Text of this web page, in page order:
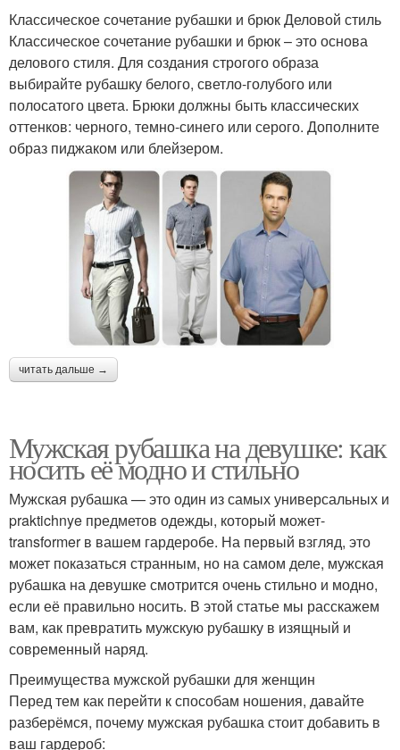
Классическое сочетание рубашки и брюк Деловой стиль
Классическое сочетание рубашки и брюк – это основа
делового стиля. Для создания строгого образа
выбирайте рубашку белого, светло-голубого или
полосатого цвета. Брюки должны быть классических
оттенков: черного, темно-синего или серого. Дополните
образ пиджаком или блейзером.
читать дальше →
Мужская рубашка на девушке: как
носить её модно и стильно
Мужская рубашка — это один из самых универсальных и
praktichnye предметов одежды, который может-
transformer в вашем гардеробе. На первый взгляд, это
может показаться странным, но на самом деле, мужская
рубашка на девушке смотрится очень стильно и модно,
если её правильно носить. В этой статье мы расскажем
вам, как превратить мужскую рубашку в изящный и
современный наряд.
Преимущества мужской рубашки для женщин
Перед тем как перейти к способам ношения, давайте
разберёмся, почему мужская рубашка стоит добавить в
ваш гардероб: